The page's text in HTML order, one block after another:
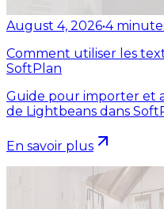
August 4, 2026•4
Comment utiliser les
SoftPlan
Guide pour importer et
de Lightbeans dans
En savoir plus